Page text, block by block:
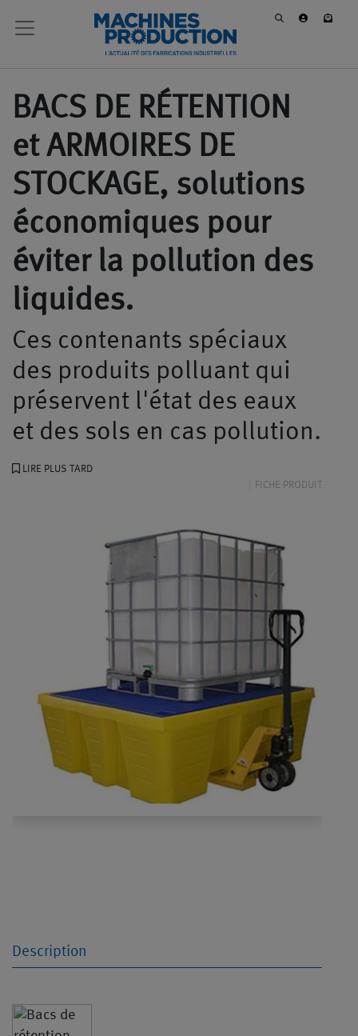
BACS DE RÉTENTION
et ARMOIRES DE
STOCKAGE, solutions
économiques pour
éviter la pollution des
liquides.
Ces contenants spéciaux
des produits polluant qui
préservent l'état des eaux
et des sols en cas pollution.
LIRE PLUS TARD
FICHE PRODUIT
Description